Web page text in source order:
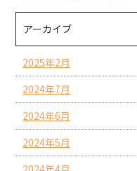
アーカイブ
2025年2月
2024年7月
2024年6月
2024年5月